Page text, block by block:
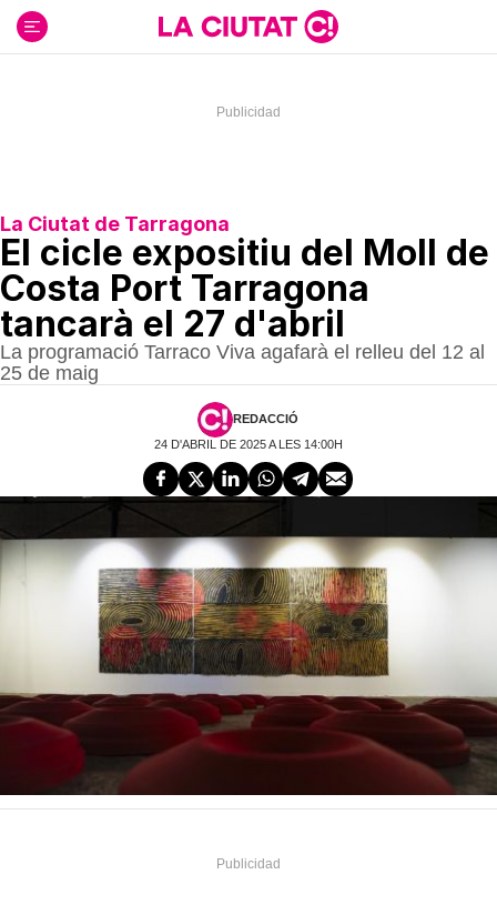
contenido
La Ciutat de Tarragona
El cicle expositiu del Moll de
Costa Port Tarragona
tancarà el 27 d'abril
La programació Tarraco Viva agafarà el relleu del 12 al
25 de maig
REDACCIÓ
24 D'ABRIL DE 2025 A LES 14:00H